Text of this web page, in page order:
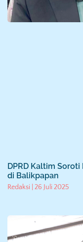
DPRD Kaltim
di Balikpapan
Redaksi 26 Juli 2025